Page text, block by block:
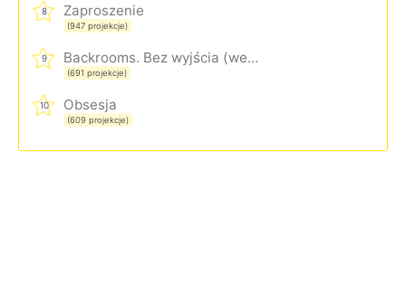
8 Zaproszenie
(947 projekcje)
9 Backrooms. Bez wyjścia (wersja rozszerzona)
(691 projekcje)
10 Obsesja
(609 projekcje)